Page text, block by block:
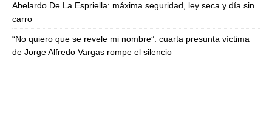
Abelardo De La Espriella: máxima seguridad, ley seca y día sin
carro
“No quiero que se revele mi nombre”: cuarta presunta víctima
de Jorge Alfredo Vargas rompe el silencio